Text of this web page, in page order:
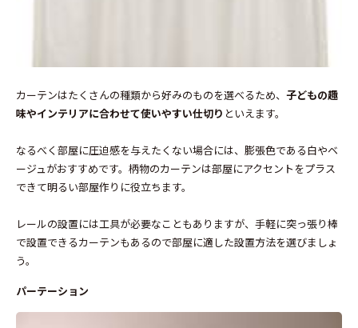
カーテンはたくさんの種類から好みのものを選べるため、 子どもの趣
味やインテリアに合わせて使いやすい仕切り といえます。
なるべく部屋に圧迫感を与えたくない場合には、膨張色である白やベ
ージュがおすすめです。柄物のカーテンは部屋にアクセントをプラス
できて明るい部屋作りに役立ちます。
レールの設置には工具が必要なこともありますが、手軽に突っ張り棒
で設置できるカーテンもあるので部屋に適した設置方法を選びましょ
う。
パーテーション